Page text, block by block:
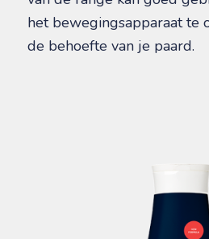
het bewegingsapparaat te
de behoefte van je paard.